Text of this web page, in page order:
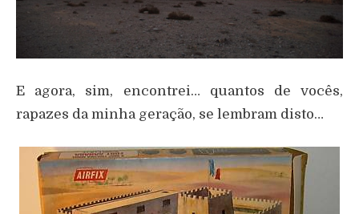
E agora, sim, encontrei… quantos de vocês,
rapazes da minha geração, se lembram disto…